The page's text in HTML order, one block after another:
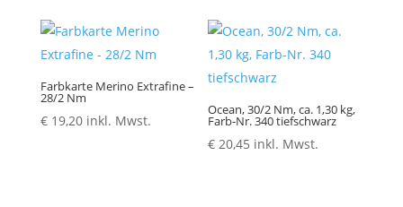
Farbkarte Merino Extrafine –
28/2 Nm
€19,20 inkl. Mwst.
Ocean, 30/2 Nm, ca. 1,30 kg,
Farb-Nr. 340 tiefschwarz
€ 20,45 inkl. Mwst.